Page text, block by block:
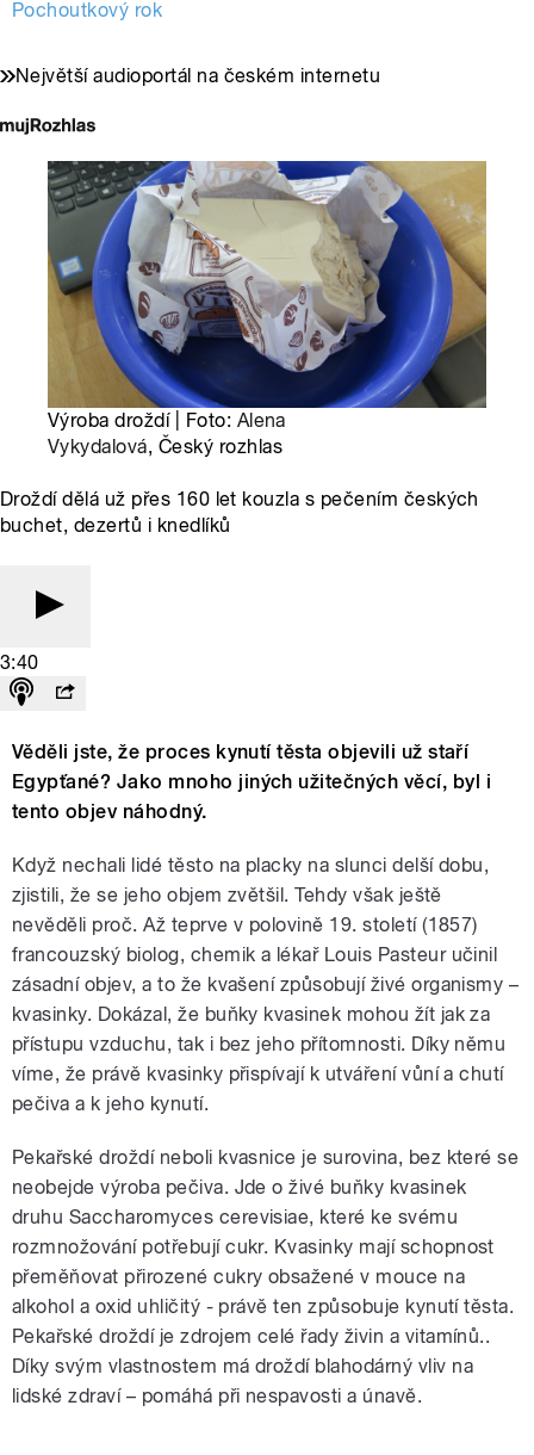
Pochoutkový rok
Největší audioportál na českém internetu
Výroba droždí | Foto: Alena
Vykydalová, Český rozhlas
Droždí dělá už přes 160 let kouzla s pečením českých
buchet, dezertů i knedlíků
3:40
Věděli jste, že proces kynutí těsta objevili už staří
Egypťané? Jako mnoho jiných užitečných věcí, byl i
tento objev náhodný.
Když nechali lidé těsto na placky na slunci delší dobu,
zjistili, že se jeho objem zvětšil. Tehdy však ještě
nevěděli proč. Až teprve v polovině 19. století (1857)
francouzský biolog, chemik a lékař Louis Pasteur učinil
zásadní objev, a to že kvašení způsobují živé organismy –
kvasinky. Dokázal, že buňky kvasinek mohou žít jak za
přístupu vzduchu, tak i bez jeho přítomnosti. Díky němu
víme, že právě kvasinky přispívají k utváření vůní a chutí
pečiva a k jeho kynutí.
Pekařské droždí neboli kvasnice je surovina, bez které se
neobejde výroba pečiva. Jde o živé buňky kvasinek
druhu Saccharomyces cerevisiae, které ke svému
rozmnožování potřebují cukr. Kvasinky mají schopnost
přeměňovat přirozené cukry obsažené v mouce na
alkohol a oxid uhličitý - právě ten způsobuje kynutí těsta.
Pekařské droždí je zdrojem celé řady živin a vitamínů..
Díky svým vlastnostem má droždí blahodárný vliv na
lidské zdraví – pomáhá při nespavosti a únavě.